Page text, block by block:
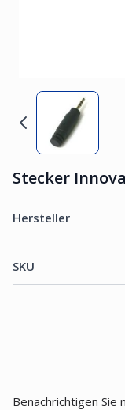
Stecker
Hersteller
SKU
Benachrichtigen Sie